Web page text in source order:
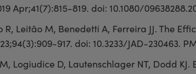
Apr;41(7):815-819. doi: 10.1080/
Leitão M, Benedetti A, Ferreira JJ. The
917. doi: 10.3233/JAD-230463.
Logiudice D, Lautenschlager NT, Dodd